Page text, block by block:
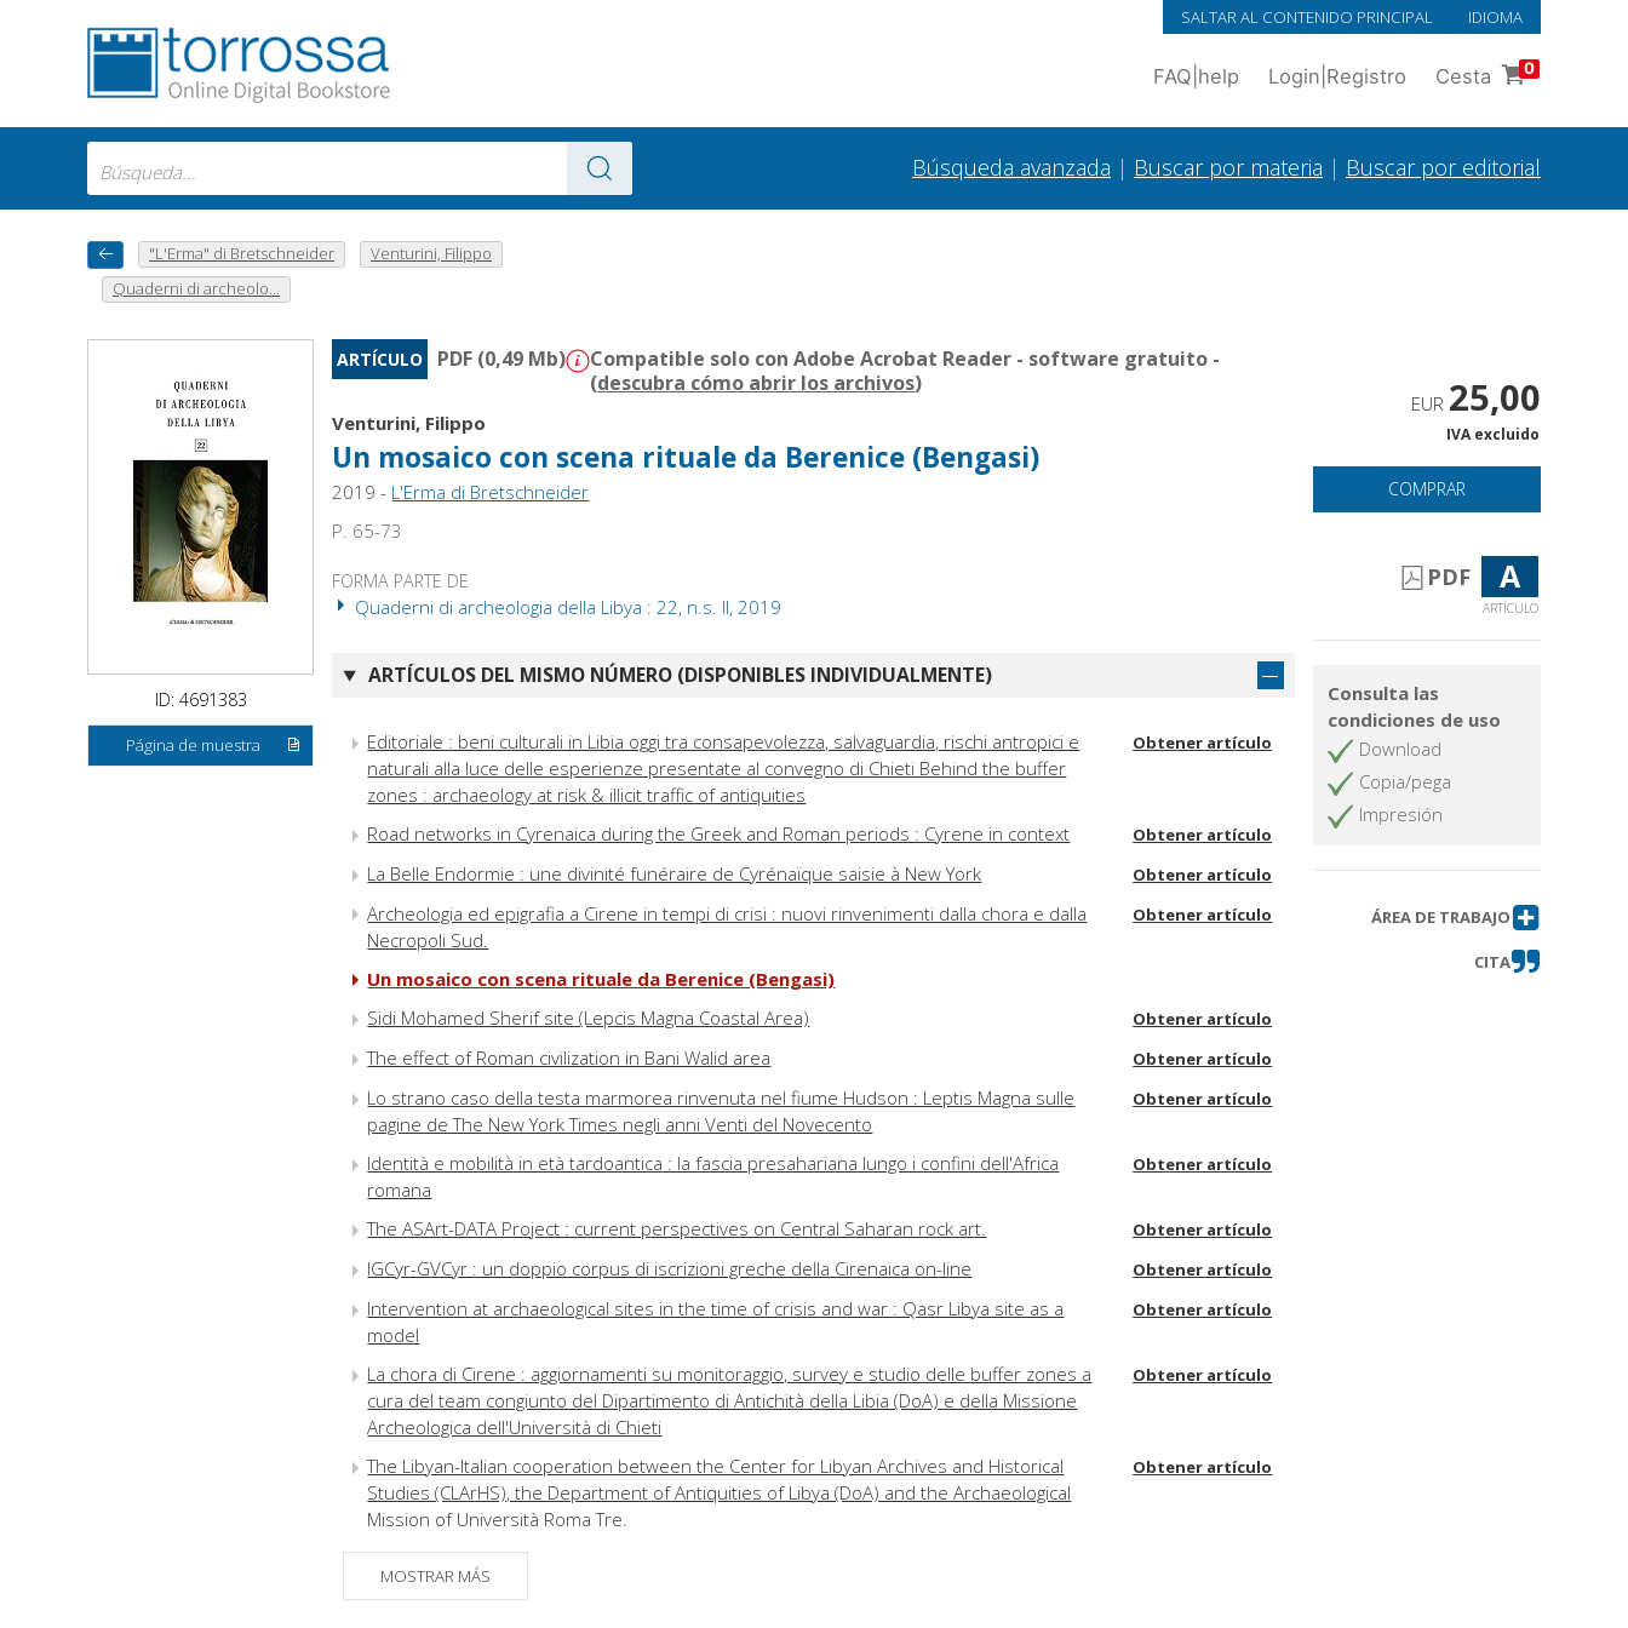
SALTAR AL CONTENIDO PRINCIPAL IDIOMA
FAQ help Login Registro Cesta 0
Búsqueda avanzada | Buscar por materia | Buscar por editorial
"L'Erma" di Bretschneider
Venturini, Filippo
Quaderni di archeolo...
ID: 4691383
Página de muestra
ARTÍCULO PDF (0,49 Mb)
Compatible solo con Adobe Acrobat Reader - software gratuito -
(descubra cómo abrir los archivos)
Venturini, Filippo
Un mosaico con scena rituale da Berenice (Bengasi)
2019 - L'Erma di Bretschneider
P. 65-73
FORMA PARTE DE
Quaderni di archeologia della Libya : 22, n.s. II, 2019
ARTÍCULOS DEL MISMO NÚMERO (DISPONIBLES INDIVIDUALMENTE)
Editoriale : beni culturali in Libia oggi tra consapevolezza, salvaguardia, rischi antropici e
naturali alla luce delle esperienze presentate al convegno di Chieti Behind the buffer
zones : archaeology at risk & illicit traffic of antiquities
Obtener artículo
Road networks in Cyrenaica during the Greek and Roman periods : Cyrene in context Obtener artículo
La Belle Endormie : une divinité funéraire de Cyrénaïque saisie à New York Obtener artículo
Archeologia ed epigrafia a Cirene in tempi di crisi : nuovi rinvenimenti dalla chora e dalla
Necropoli Sud.
Obtener artículo
Un mosaico con scena rituale da Berenice (Bengasi)
Sidi Mohamed Sherif site (Lepcis Magna Coastal Area)
Obtener artículo
The effect of Roman civilization in Bani Walid area Obtener artículo
Lo strano caso della testa marmorea rinvenuta nel fiume Hudson : Leptis Magna sulle
pagine de The New York Times negli anni Venti del Novecento
Obtener artículo
Identità e mobilità in età tardoantica : la fascia presahariana lungo i confini dell'Africa
romana
Obtener artículo
The ASArt-DATA Project : current perspectives on Central Saharan rock art. Obtener artículo
IGCyr-GVCyr : un doppio corpus di iscrizioni greche della Cirenaica on-line Obtener artículo
Intervention at archaeological sites in the time of crisis and war : Qasr Libya site as a
model
Obtener artículo
La chora di Cirene : aggiornamenti su monitoraggio, survey e studio delle buffer zones a
cura del team congiunto del Dipartimento di Antichità della Libia (DoA) e della Missione
Archeologica dell'Università di Chieti
Obtener artículo
The Libyan-Italian cooperation between the Center for Libyan Archives and Historical
Studies (CLArHS), the Department of Antiquities of Libya (DoA) and the Archaeological
Mission of Università Roma Tre.
Obtener artículo
Gastone Buttarini (1949-2019) : mezzo secolo di restauri in Libia
L'attività dell'Istituto Centrale per il Restauro (ICR) in Libia : conservazione e formazione
MOSTRAR MÁS
EUR 25,00
IVA excluido
COMPRAR
PDF A
ARTÍCULO
Consulta las
condiciones de uso
Download
Copia/pega
Impresión
ÁREA DE TRABAJO
CITA